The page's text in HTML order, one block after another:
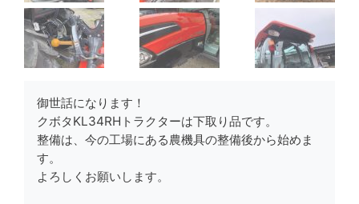
御世話になります！
クボタKL34RHトラクターは下取り品です。
整備は、今の工場にある農機具の整備後から始めま
す。
よろしくお願いします。